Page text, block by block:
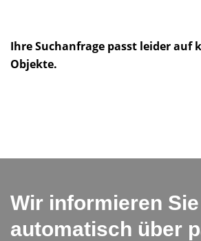
Ihre Suchanfrage passt leider auf
Objekte.
Wir informieren Sie
automatisch über